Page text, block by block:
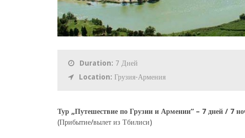
Duration: 7 Дней
Location: Грузия-Армения
Тур „Путешествие по Грузии и Армении“ – 7 дней / 7
(Прибытие/вылет из Тбилиси)